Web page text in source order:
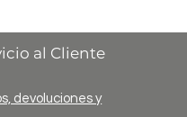
al Cliente
devoluciones y